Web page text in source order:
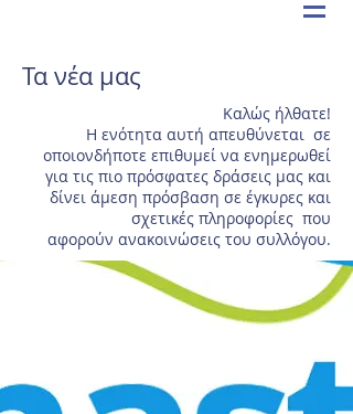
Τα νέα μας
Καλώς ήλθατε!
Η ενότητα αυτή απευθύνεται σε
οποιονδήποτε επιθυμεί να ενημερωθεί
για τις πιο πρόσφατες δράσεις μας και
δίνει άμεση πρόσβαση σε έγκυρες και
σχετικές πληροφορίες που
αφορούν ανακοινώσεις του συλλόγου.